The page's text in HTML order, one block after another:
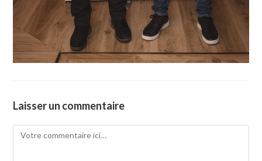
Laisser un commentaire